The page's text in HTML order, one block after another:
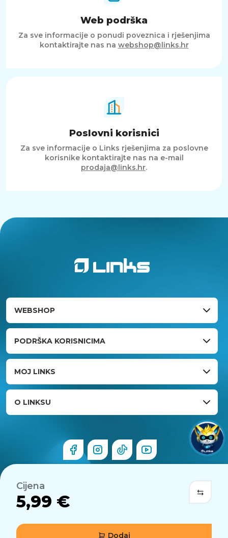
Cijena
5,99 €
Dodaj
Web podrška
Za sve informacije o ponudi poveznica i rješenjima
kontaktirajte nas na webshop@links.hr
Poslovni korisnici
Za sve informacije o Links rješenjima za poslovne
korisnike kontaktirajte nas na e-mail
prodaja@links.hr.
WEBSHOP
PODRŠKA KORISNICIMA
MOJ LINKS
O LINKSU